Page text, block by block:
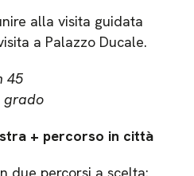
alla visita guidata
a Palazzo Ducale.
45
grado
+ percorso in città